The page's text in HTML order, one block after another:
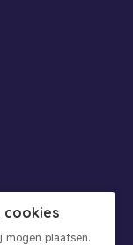
cookies
mogen plaatsen.